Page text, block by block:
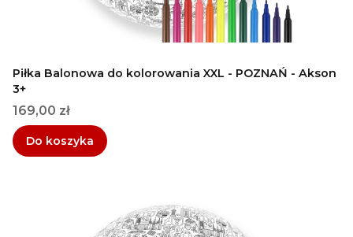
Piłka Balonowa do kolorowania XXL - POZNAŃ - Akson
3+
Cena
169,00 zł
Do koszyka